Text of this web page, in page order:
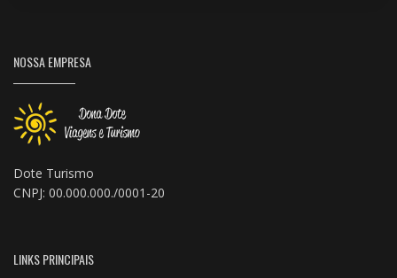
NOSSA EMPRESA
Dote Turismo
CNPJ: 00.000.000./0001-20
LINKS PRINCIPAIS